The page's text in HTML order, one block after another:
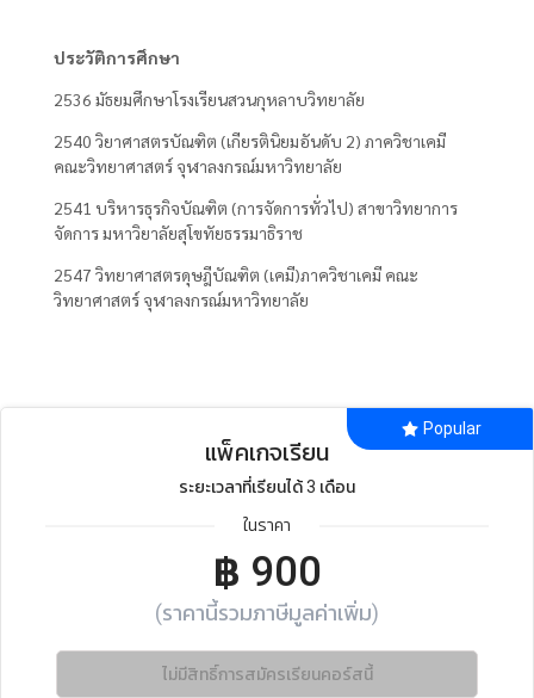
ประวัติการศึกษา
2536 มัธยมศึกษาโรงเรียนสวนกุหลาบวิทยาลัย
2540 วิยาศาสตรบัณฑิต (เกียรตินิยมอันดับ 2) ภาควิชาเคมี
คณะวิทยาศาสตร์ จุฬาลงกรณ์มหาวิทยาลัย
2541 บริหารธุรกิจบัณฑิต (การจัดการทั่วไป) สาขาวิทยาการ
จัดการ มหาวิยาลัยสุโขทัยธรรมาธิราช
2547 วิทยาศาสตรดุษฎีบัณฑิต (เคมี)ภาควิชาเคมี คณะ
วิทยาศาสตร์ จุฬาลงกรณ์มหาวิทยาลัย
Popular
แพ็คเกจเรียน
ระยะเวลาที่เรียนได้ 3 เดือน
ในราคา
฿ 900
(ราคานี้รวมภาษีมูลค่าเพิ่ม)
ไม่มีสิทธิ์การสมัครเรียนคอร์สนี้